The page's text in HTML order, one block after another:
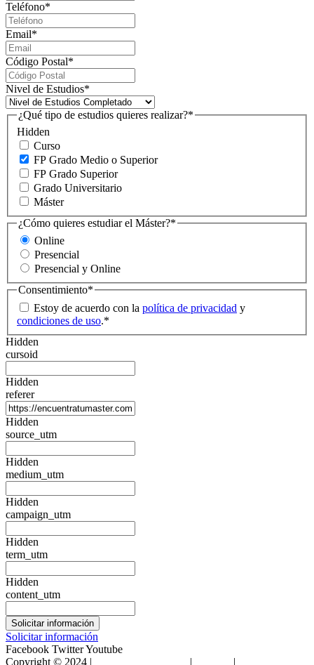
Teléfono*
Email*
Código Postal*
Nivel de Estudios*
Hidden
¿Qué tipo de estudios quieres realizar?*
Curso
FP Grado Medio o Superior
FP Grado Superior
Grado Universitario
Máster
¿Cómo quieres estudiar el Máster?*
Online
Presencial
Presencial y Online
Consentimiento*
Estoy de acuerdo con la política de privacidad y
condiciones de uso.*
Hidden
cursoid
Hidden
referer
Hidden
source_utm
Hidden
medium_utm
Hidden
campaign_utm
Hidden
term_utm
Hidden
content_utm
Solicitar información
Facebook TwitterYoutube
Copyright © 2024 |
| |